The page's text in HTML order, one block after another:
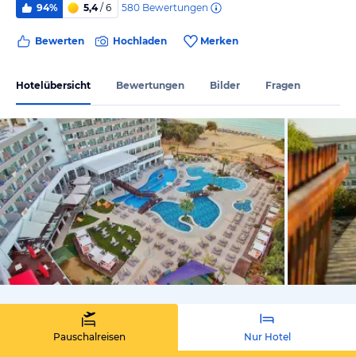
94% 5,4/ 6 580 Bewertungen
Bewerten Hochladen Merken
Hotelübersicht Bewertungen Bilder Fragen
vom
Pauschalreisen Nur Hotel